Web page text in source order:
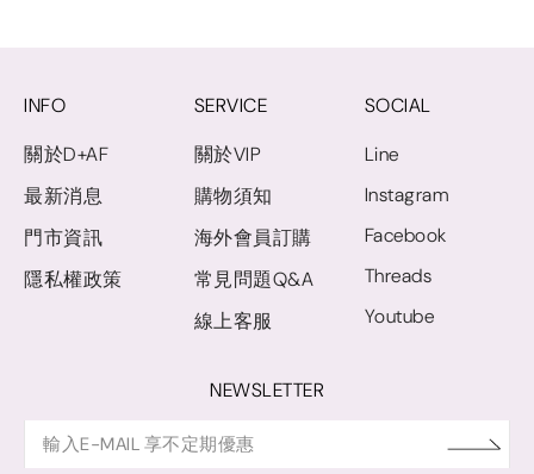
INFO
關於D+AF
最新消息
門市資訊
隱私權政策
SERVICE
關於VIP
購物須知
海外會員訂購
常見問題Q&A
線上客服
SOCIAL
Line
Instagram
Facebook
Threads
Youtube
NEWSLETTER